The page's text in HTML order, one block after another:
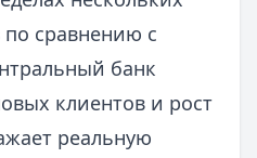
по сравнению с
банк
клиентов и рост
реальную